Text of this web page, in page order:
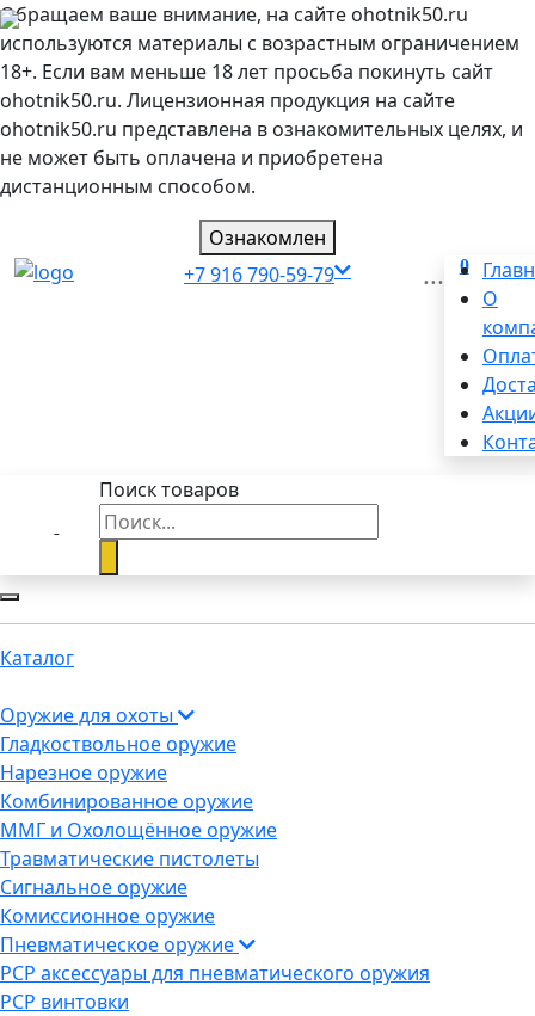
Обращаем ваше внимание, на сайте ohotnik50.ru
используются материалы с возрастным ограничением
18+. Если вам меньше 18 лет просьба покинуть сайт
ohotnik50.ru. Лицензионная продукция на сайте
ohotnik50.ru представлена в ознакомительных целях, и
не может быть оплачена и приобретена
дистанционным способом.
Ознакомлен
+7 916 790-59-79
0
...
О
Поиск товаров
Каталог
Оружие для охоты
Гладкоствольное оружие
Нарезное оружие
Комбинированное оружие
ММГ и Охолощённое оружие
Травматические пистолеты
Сигнальное оружие
Комиссионное оружие
Пневматическое оружие
PCP аксессуары для пневматического оружия
PCP винтовки